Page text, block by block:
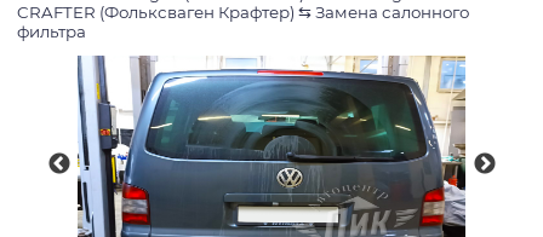
CRAFTER (Фольксваген Крафтер) ⇆ Замена салонного
фильтра